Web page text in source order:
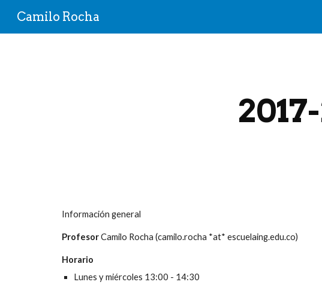
Camilo Rocha
Información general
ProfesorCamilo Rocha (camilo.rocha *at* escuelaing.edu.co)
Horario
Lunes y miércoles 13:00 - 14:30